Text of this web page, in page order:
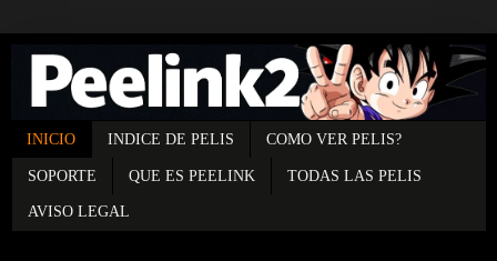
INICIO INDICE DE PELIS COMO VER PELIS?
SOPORTE QUE ES PEELINK TODAS LAS PELIS
AVISO LEGAL